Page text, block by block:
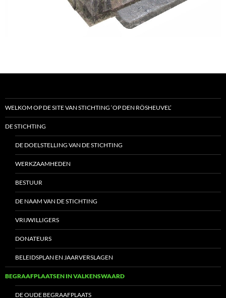
WELKOM OP DE SITE VAN STICHTING ‘OP DEN RÖSHEUVEL’
DE STICHTING
DE DOELSTELLING VAN DE STICHTING
WERKZAAMHEDEN
BESTUUR
DE NAAM VAN DE STICHTING
VRIJWILLIGERS
DONATEURS
BELEIDSPLAN EN JAARVERSLAGEN
BEGRAAFPLAATSEN IN VALKENSWAARD
DE OUDE BEGRAAFPLAATS